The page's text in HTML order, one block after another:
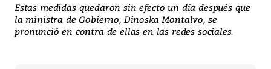
Estas medidas quedaron sin efecto un día después que
la ministra de Gobierno, Dinoska Montalvo, se
pronunció en contra de ellas en las redes sociales.